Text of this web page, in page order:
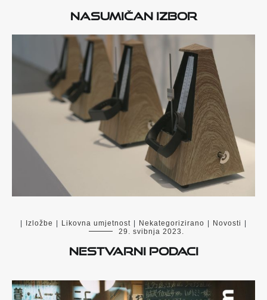
Nasumičan izbor
Izložbe Likovna umjetnost Nekategorizirano Novosti
29. svibnja 2023.
Nestvarni podaci